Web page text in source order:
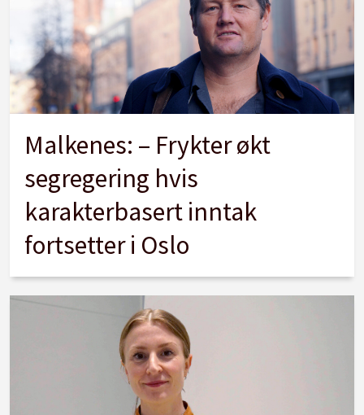
Malkenes: – Frykter økt
segregering hvis
karakterbasert inntak
fortsetter i Oslo